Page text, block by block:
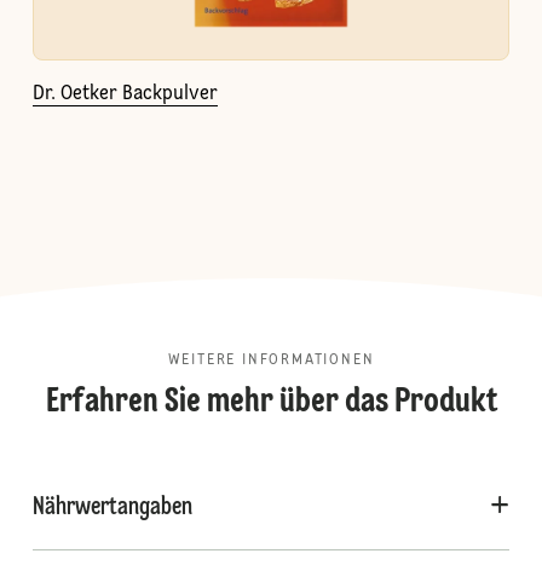
Dr. Oetker Backpulver
WEITERE INFORMATIONEN
Erfahren Sie mehr über das Produkt
Nährwertangaben